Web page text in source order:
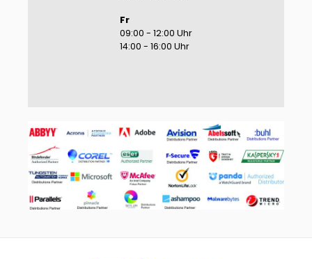
Fr
09:00 - 12:00 Uhr
14:00 - 16:00 Uhr